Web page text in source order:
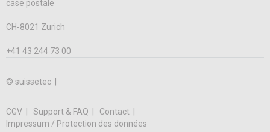
case postale
CH-8021 Zurich
+41 43 244 73 00
© suissetec |
CGV Support & FAQ
Contact
Impressum / Protection des données